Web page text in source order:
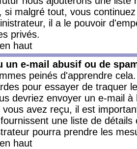
si malgré tout, vous
il a le pouvoir
privés.
haut
un e-mail abusif ou de
peinés d'apprendre
pour essayer de traquer
devriez envoyer un e-mail
vous avez reçu, il est
une liste de
pourra prendre les
haut